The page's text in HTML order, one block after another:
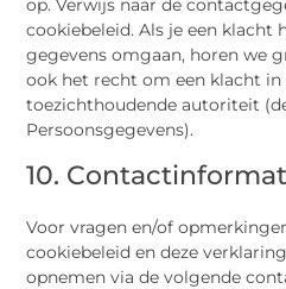
op. Verwijs naar de
cookiebeleid. Als je een klacht
gegevens omgaan, horen we
ook het recht om een klacht in
toezichthoudende autoriteit
Persoonsgegevens).
10.
Voor vragen en/of
cookiebeleid en deze
opnemen via de volgende